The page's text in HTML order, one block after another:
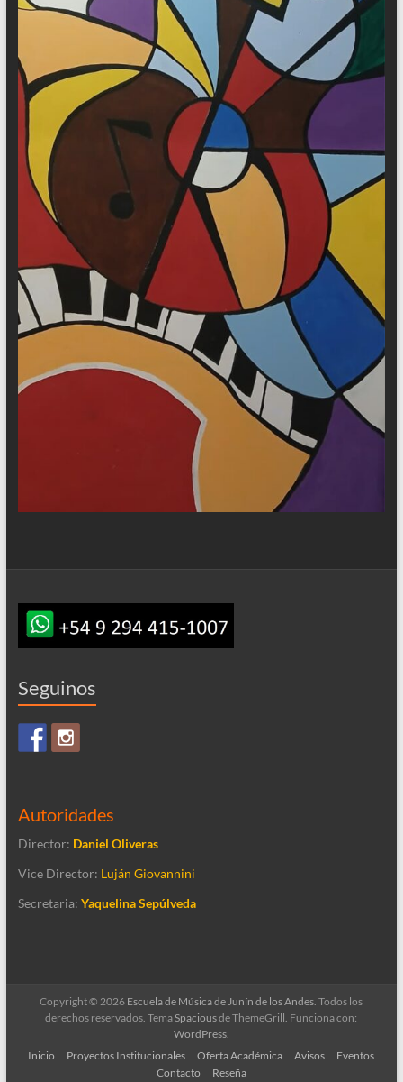
Seguinos
Autoridades
Director: Daniel Oliveras
Vice Director: Luján Giovannini
Secretaria: Yaquelina Sepúlveda
Copyright © 2026 Escuela de Música de Junín de los Andes. Todos los
derechos reservados. TemaSpaciousde ThemeGrill. Funciona con:
WordPress.
Inicio
Proyectos Institucionales Oferta Académica Avisos
Eventos
Contacto
Reseña